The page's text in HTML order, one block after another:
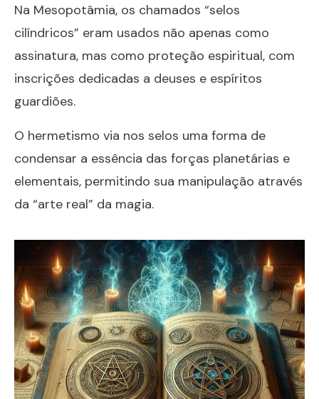
Na Mesopotâmia, os chamados “selos
cilíndricos” eram usados não apenas como
assinatura, mas como proteção espiritual, com
inscrições dedicadas a deuses e espíritos
guardiões.
O hermetismo via nos selos uma forma de
condensar a essência das forças planetárias e
elementais, permitindo sua manipulação através
da “arte real” da magia.